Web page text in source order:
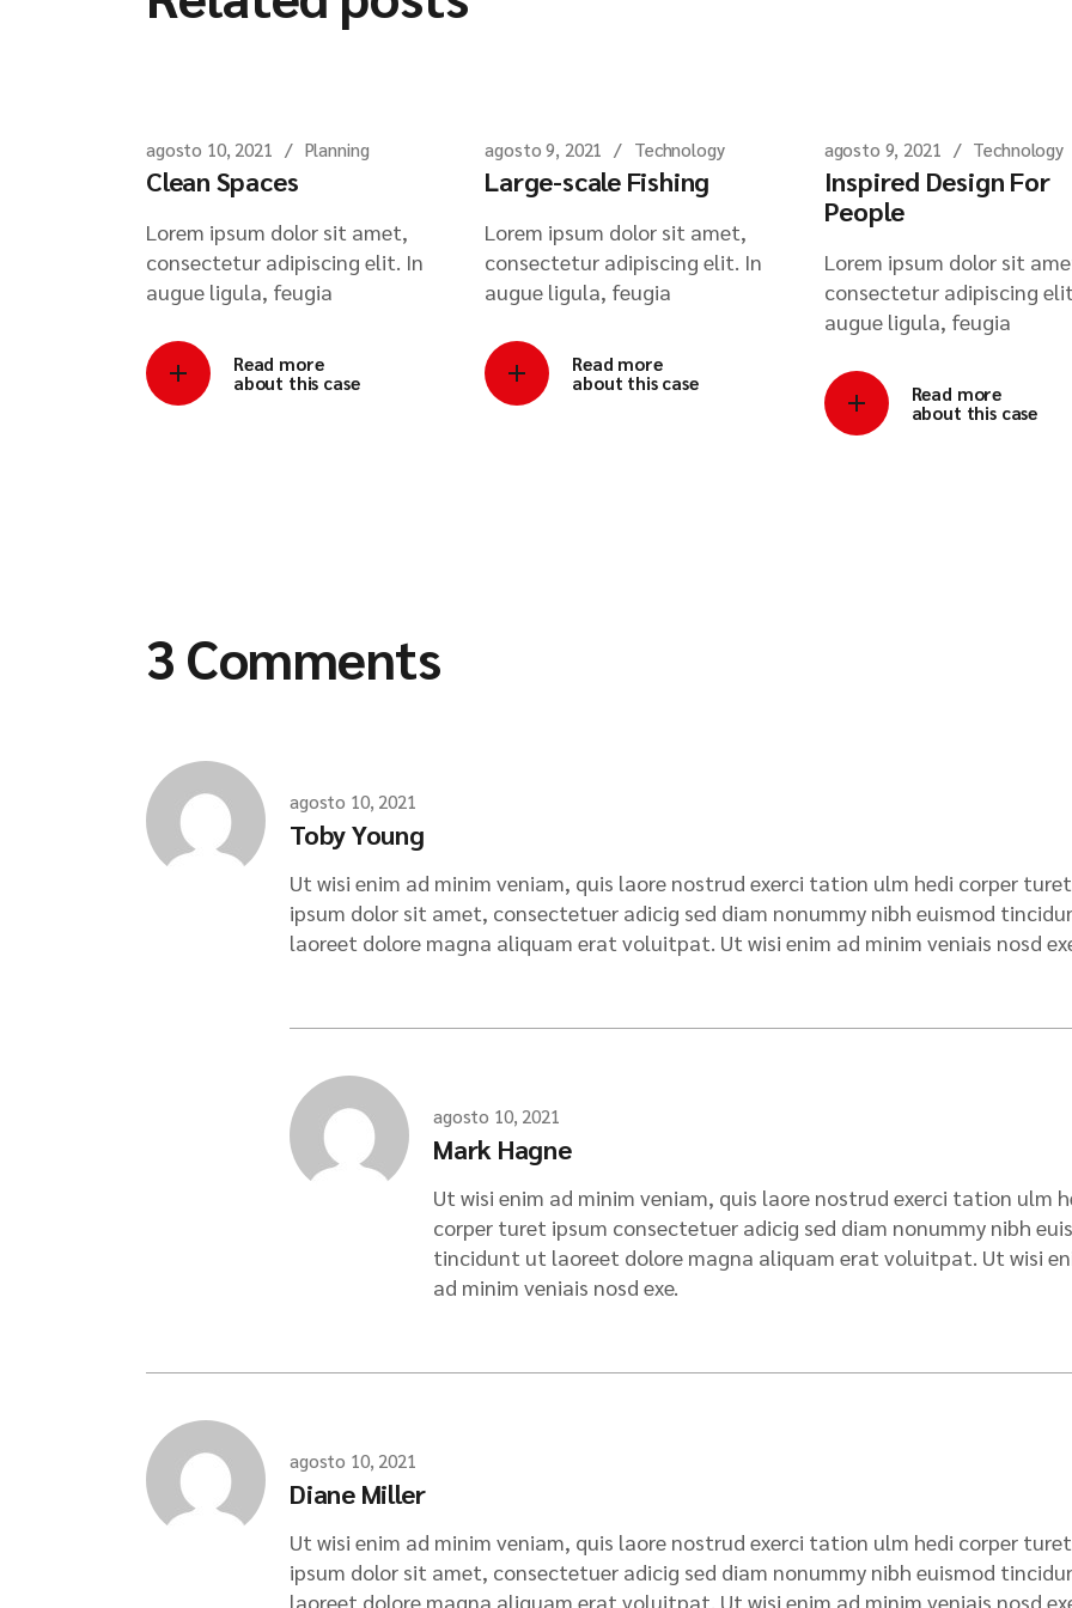
agosto 10, 2021 Planning
Clean Spaces
Lorem ipsum dolor sit amet,
consectetur adipiscing elit. In
augue ligula, feugia
Read more
about this case
agosto 9, 2021 Technology
Large-scale Fishing
Lorem ipsum dolor sit amet,
consectetur adipiscing elit. In
augue ligula, feugia
Read more
about this case
agosto 9, 2021 Technology
Inspired Design For
People
Lorem ipsum dolor sit
consectetur adipiscing
augue ligula, feugia
Read more
about this case
3 Comments
agosto 10, 2021
Toby Young
Ut wisi enim ad minim veniam, quis laore nostrud exerci tation ulm hedi corper turet
ipsum dolor sit amet, consectetuer adicig sed diam nonummy nibh euismod
laoreet dolore magna aliquam erat voluitpat. Ut wisi enim ad minim veniais nosd
agosto 10, 2021
Mark Hagne
Ut wisi enim ad minim veniam, quis laore nostrud exerci tation ulm
corper turet ipsum consectetuer adicig sed diam nonummy nibh
tincidunt ut laoreet dolore magna aliquam erat voluitpat. Ut wisi
ad minim veniais nosd exe.
agosto 10, 2021
Diane Miller
Ut wisi enim ad minim veniam, quis laore nostrud exerci tation ulm hedi corper turet
ipsum dolor sit amet, consectetuer adicig sed diam nonummy nibh euismod
laoreet dolore magna aliquam erat voluitpat. Ut wisi enim ad minim veniais nosd